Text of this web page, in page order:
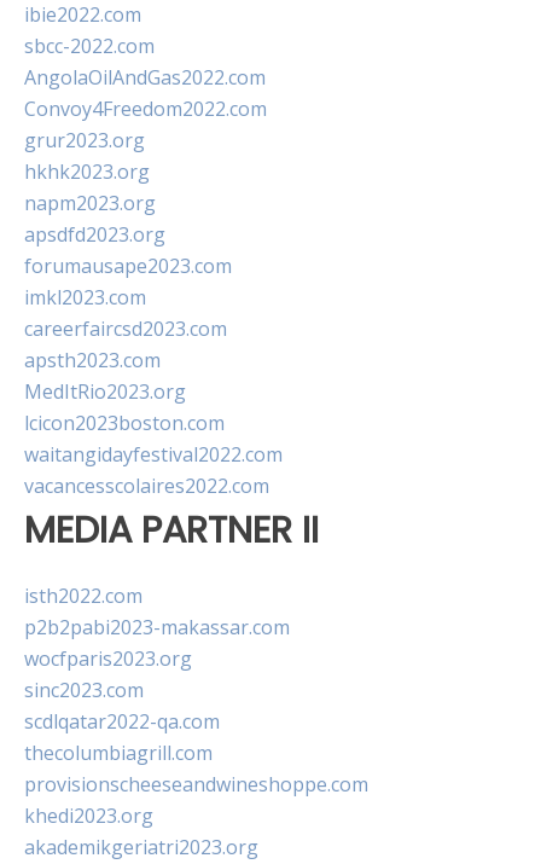
ibie2022.com
sbcc-2022.com
AngolaOilAndGas2022.com
Convoy4Freedom2022.com
grur2023.org
hkhk2023.org
napm2023.org
apsdfd2023.org
forumausape2023.com
imkl2023.com
careerfaircsd2023.com
apsth2023.com
MedItRio2023.org
lcicon2023boston.com
waitangidayfestival2022.com
vacancesscolaires2022.com
MEDIA PARTNER II
isth2022.com
p2b2pabi2023-makassar.com
wocfparis2023.org
sinc2023.com
scdlqatar2022-qa.com
thecolumbiagrill.com
provisionscheeseandwineshoppe.com
khedi2023.org
akademikgeriatri2023.org